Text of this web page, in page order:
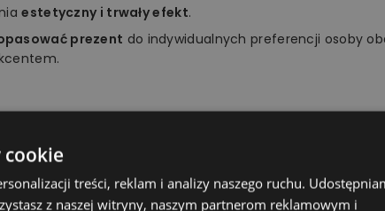
estetyczny i trwały efekt.
prezent do indywidualnych preferencji osoby
upodobań, charakteru czy osobowości
Z pewnością wywołasz szeroki uśmiech na jej
treści, reklam i analizy naszego ruchu.
z naszej witryny, naszym partnerom reklamowym i